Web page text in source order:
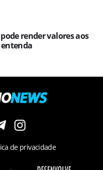
render valores aos
de privacidade